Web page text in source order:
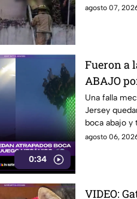
quedó
agosto 07,
0:34
Fueron a
ABAJO
quedó
Una falla
Jersey
boca abajo y
hoy es viral.
agosto 06,
VIDEO: